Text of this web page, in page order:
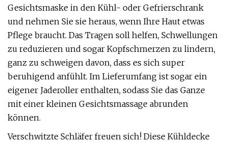
Gesichtsmaske in den Kühl- oder Gefrierschrank
und nehmen Sie sie heraus, wenn Ihre Haut etwas
Pflege braucht. Das Tragen soll helfen, Schwellungen
zu reduzieren und sogar Kopfschmerzen zu lindern,
ganz zu schweigen davon, dass es sich super
beruhigend anfühlt. Im Lieferumfang ist sogar ein
eigener Jaderoller enthalten, sodass Sie das Ganze
mit einer kleinen Gesichtsmassage abrunden
können.
Verschwitzte Schläfer freuen sich! Diese Kühldecke